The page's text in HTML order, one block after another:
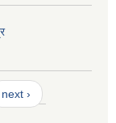
next ›